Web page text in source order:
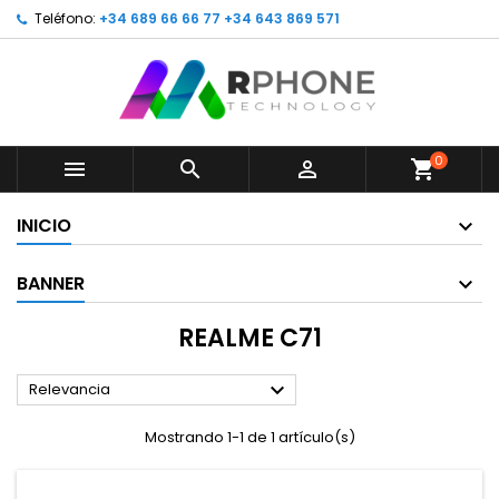
Teléfono: +34 689 66 66 77 +34 643 869 571
   shopping_cart0
INICIO
BANNER
REALME C71
Relevancia 
Mostrando 1-1 de 1 artículo(s)